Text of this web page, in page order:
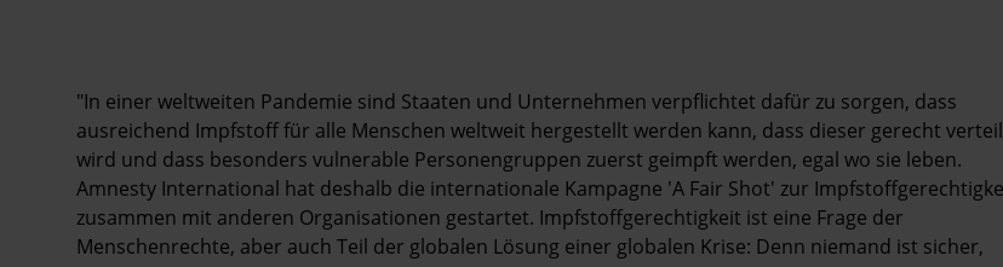
"In einer weltweiten Pandemie sind Staaten und Unternehmen verpflichtet dafür zu sorgen, dass
ausreichend Impfstoff für alle Menschen weltweit hergestellt werden kann, dass dieser gerecht
wird und dass besonders vulnerable Personengruppen zuerst geimpft werden, egal wo sie leben.
Amnesty International hat deshalb die internationale Kampagne 'A Fair Shot' zur
zusammen mit anderen Organisationen gestartet. Impfstoffgerechtigkeit ist eine Frage der
Menschenrechte, aber auch Teil der globalen Lösung einer globalen Krise: Denn niemand ist sicher,